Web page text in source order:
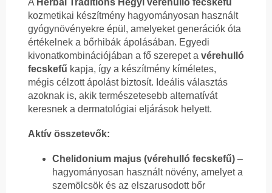
A Herbal Traditions Hegyi vérehulló fecskefű
kozmetikai készítmény hagyományosan használt
gyógynövényekre épül, amelyeket generációk óta
értékelnek a bőrhibák ápolásában. Egyedi
kivonatkombinációjában a fő szerepet a vérehulló
fecskefű kapja, így a készítmény kíméletes,
mégis célzott ápolást biztosít. Ideális választás
azoknak is, akik természetesebb alternatívát
keresnek a dermatológiai eljárások helyett.
Aktív összetevők:
Chelidonium majus (vérehulló fecskefű) –
hagyományosan használt növény, amelyet a
szemölcsök és az elszarusodott bőr